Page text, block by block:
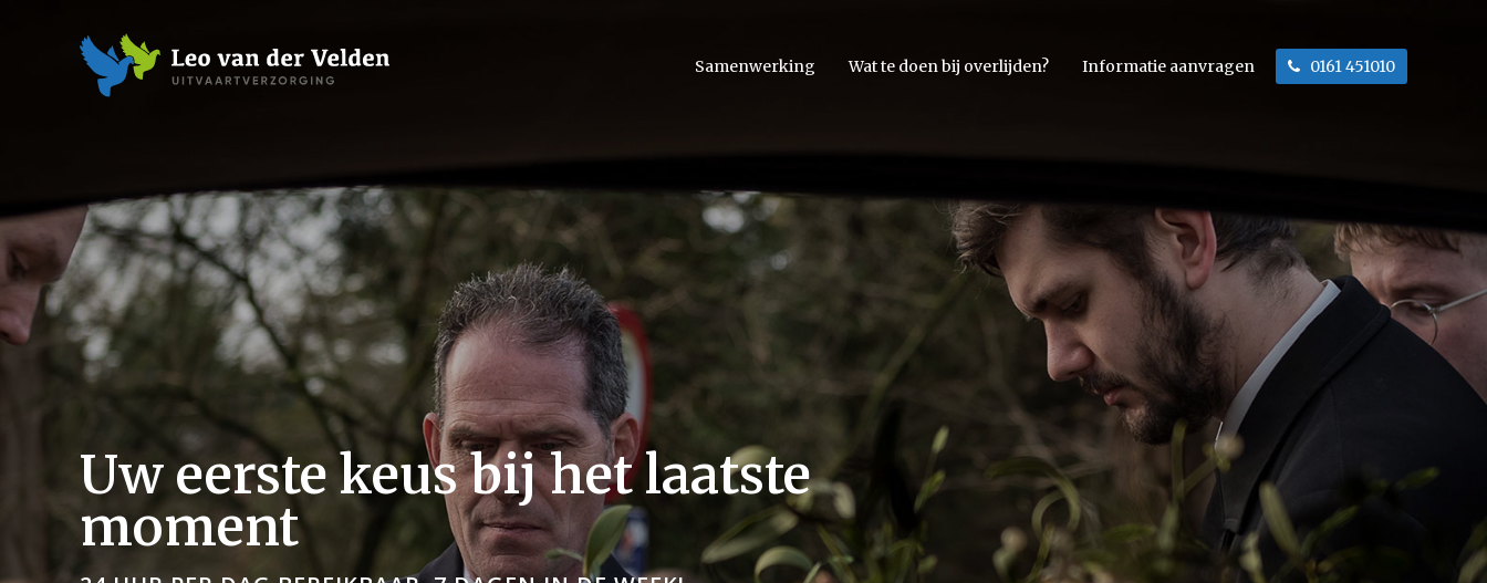
Samenwerking Wat te doen bij overlijden? Informatie aanvragen 0161 451010
Uw eerste keus bij het laatste
moment